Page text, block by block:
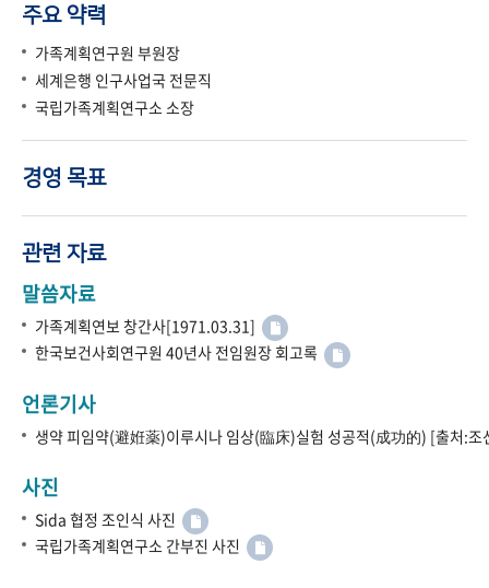
주요 약력
가족계획연구원 부원장
세계은행 인구사업국 전문직
국립가족계획연구소 소장
경영 목표
관련 자료
말씀자료
가족계획연보 창간사[1971.03.31]
한국보건사회연구원 40년사 전임원장 회고록
언론기사
생약 피임약(避姙薬)이루시나 임상(臨床)실험 성공적(成功的) [출처:
사진
Sida 협정 조인식 사진
국립가족계획연구소 간부진 사진